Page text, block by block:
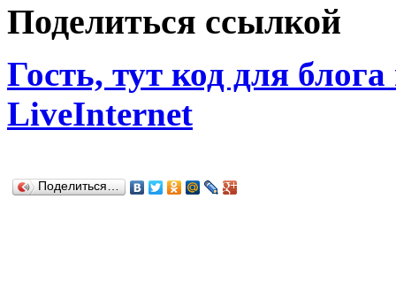
Поделиться ссылкой
Гость, тут код для
LiveInternet
Поделиться…